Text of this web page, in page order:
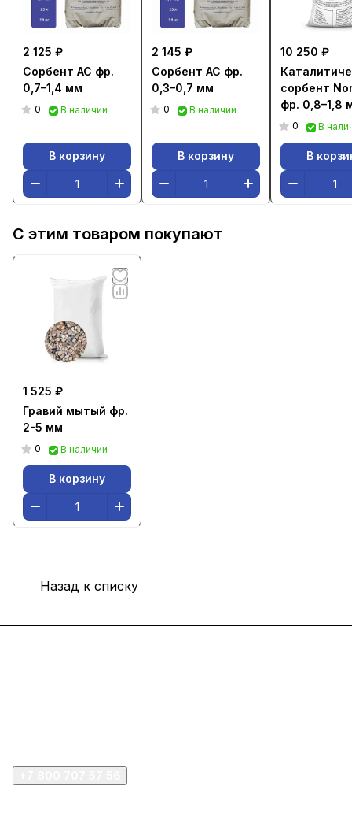
2 125 ₽
Сорбент АС фр.
0,7–1,4 мм
0 В наличии
В корзину
2 145 ₽
Сорбент АС фр.
0,3–0,7 мм
0 В наличии
В корзину
10 250 ₽
сорбент
фр. 0,8–1,8
0 В
В
С этим товаром покупают
1 525 ₽
Гравий мытый фр.
2-5 мм
0 В наличии
В корзину
Назад к списку